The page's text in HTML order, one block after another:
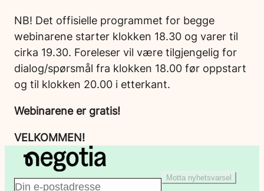
NB! Det offisielle programmet for begge
webinarene starter klokken 18.30 og varer til
cirka 19.30. Foreleser vil være tilgjengelig for
dialog/spørsmål fra klokken 18.00 før oppstart
og til klokken 20.00 i etterkant.
Webinarene er gratis!
VELKOMMEN!
E
Motta nyhetsvarsel